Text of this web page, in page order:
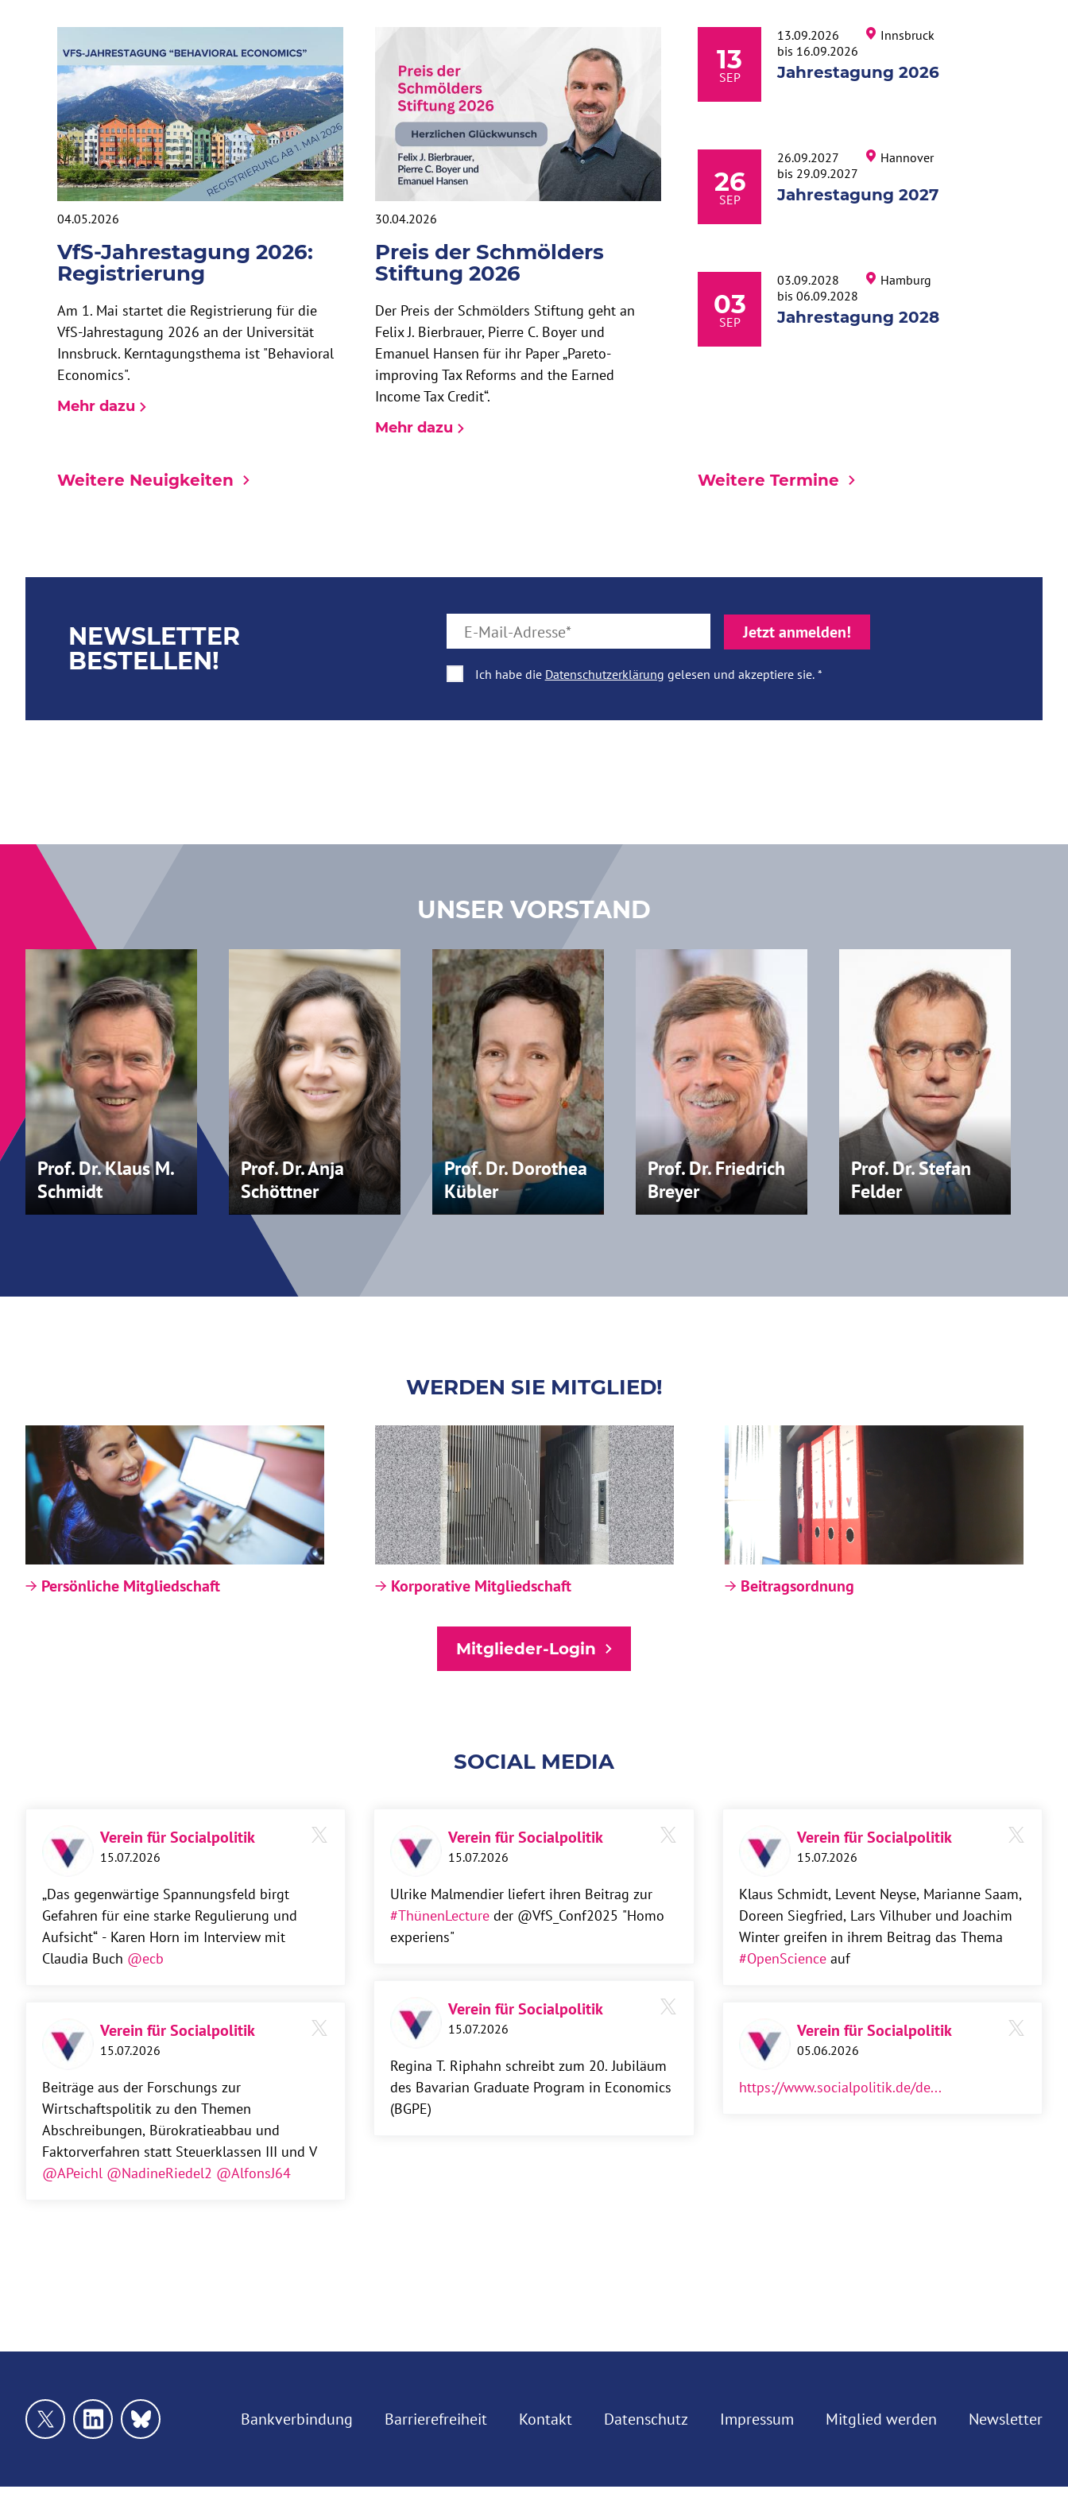
04.05.2026
VfS-Jahrestagung 2026:
Registrierung
Am 1. Mai startet die Registrierung für die
VfS-Jahrestagung 2026 an der Universität
Innsbruck. Kerntagungsthema ist "Behavioral
Economics".
Mehr dazu
30.04.2026
Preis der Schmölders
Stiftung 2026
Der Preis der Schmölders Stiftung geht an
Felix J. Bierbrauer, Pierre C. Boyer und
Emanuel Hansen für ihr Paper „Pareto-
improving Tax Reforms and the Earned
Income Tax Credit“.
Mehr dazu
Weitere Neuigkeiten
13
SEP
13.09.2026
bis 16.09.2026
Innsbruck
Jahrestagung 2026
26
SEP
26.09.2027
bis 29.09.2027
Hannover
Jahrestagung 2027
03
SEP
03.09.2028
bis 06.09.2028
Hamburg
Jahrestagung 2028
Weitere Termine
NEWSLETTER
BESTELLEN!
Ich habe die Datenschutzerklärung gelesen und akzeptiere sie.
UNSER VORSTAND
Prof. Dr. Klaus M.
Schmidt
Prof. Dr. Anja
Schöttner
Prof. Dr. Dorothea
Kübler
Prof. Dr. Friedrich
Breyer
Prof. Dr. Stefan
Felder
WERDEN SIE MITGLIED!
Persönliche Mitgliedschaft Korporative Mitgliedschaft Beitragsordnung
Mitglieder-Login
SOCIAL MEDIA
Verein für Socialpolitik
15.07.2026
„Das gegenwärtige Spannungsfeld birgt
Gefahren für eine starke Regulierung und
Aufsicht“ - Karen Horn im Interview mit
Claudia Buch @ecb
Verein für Socialpolitik
15.07.2026
Beiträge aus der Forschungs zur
Wirtschaftspolitik zu den Themen
Abschreibungen, Bürokratieabbau und
Faktorverfahren statt Steuerklassen III und V
@APeichl @NadineRiedel2 @AlfonsJ64
Verein für Socialpolitik
15.07.2026
Ulrike Malmendier liefert ihren Beitrag zur
#ThünenLecture der @VfS_Conf2025 "Homo
experiens"
Verein für Socialpolitik
15.07.2026
Regina T. Riphahn schreibt zum 20. Jubiläum
des Bavarian Graduate Program in Economics
(BGPE)
Verein für Socialpolitik
15.07.2026
Klaus Schmidt, Levent Neyse, Marianne Saam,
Doreen Siegfried, Lars Vilhuber und Joachim
Winter greifen in ihrem Beitrag das Thema
#OpenScienceauf
Verein für Socialpolitik
05.06.2026
https://www.socialpolitik.de/de...
Bankverbindung Barrierefreiheit Kontakt Datenschutz Impressum Mitglied werden Newsletter